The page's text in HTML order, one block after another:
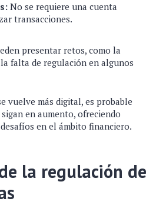
No se requiere una cuenta
transacciones.
presentar retos, como la
falta de regulación en algunos
vuelve más digital, es probable
sigan en aumento, ofreciendo
en el ámbito financiero.
la regulación de